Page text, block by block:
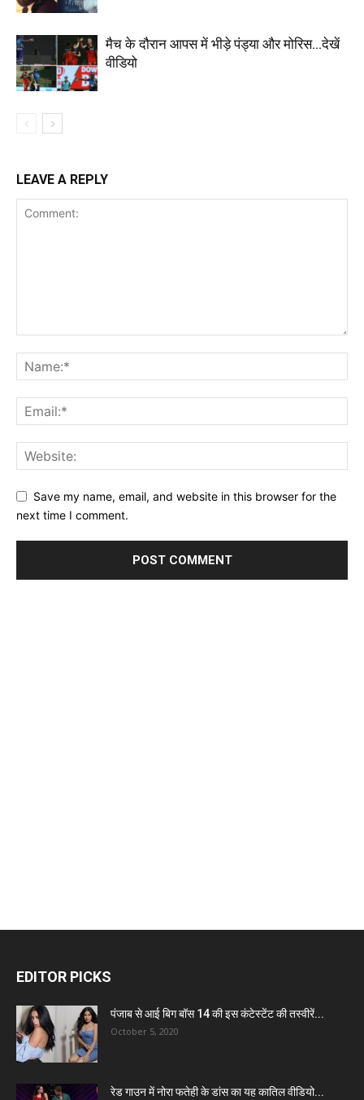
मैच के दौरान आपस में भीड़े पंड्या और मोरिस…देखें
वीडियो
LEAVE A REPLY
Save my name, email, and website in this browser for the
next time I comment.
EDITOR PICKS
पंजाब से आई बिग बॉस 14 की इस कंटेस्टेंट की तस्वीरें...
October 5, 2020
रेड गाउन में नोरा फतेही के डांस का यह कातिल वीडियो...